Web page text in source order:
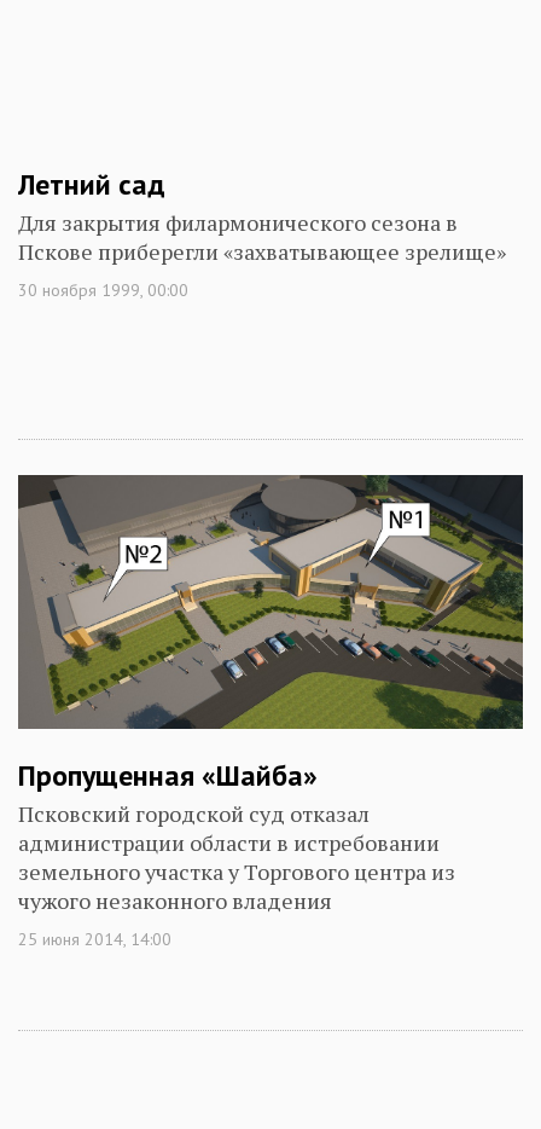
Летний сад
Для закрытия филармонического сезона в
Пскове приберегли «захватывающее зрелище»
30 ноября 1999, 00:00
Пропущенная «Шайба»
Псковский городской суд отказал
администрации области в истребовании
земельного участка у Торгового центра из
чужого незаконного владения
25 июня 2014, 14:00